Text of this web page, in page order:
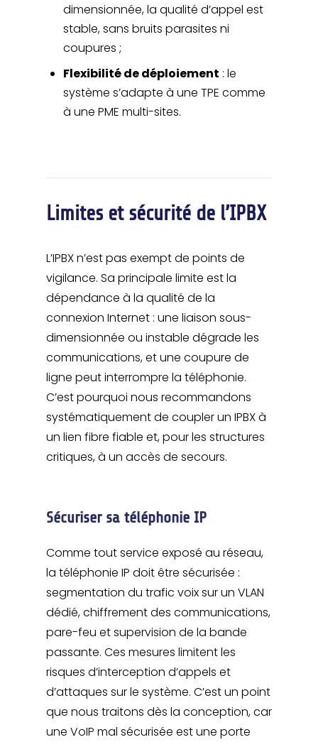
dimensionnée, la qualité d’appel est
stable, sans bruits parasites ni
coupures ;
Flexibilité de déploiement : le
système s’adapte à une TPE comme
à une PME multi-sites.
Limites et sécurité de l’IPBX
L’IPBX n’est pas exempt de points de
vigilance. Sa principale limite est la
dépendance à la qualité de la
connexion Internet : une liaison sous-
dimensionnée ou instable dégrade les
communications, et une coupure de
ligne peut interrompre la téléphonie.
C’est pourquoi nous recommandons
systématiquement de coupler un IPBX à
un lien fibre fiable et, pour les structures
critiques, à un accès de secours.
Sécuriser sa téléphonie IP
Comme tout service exposé au réseau,
la téléphonie IP doit être sécurisée :
segmentation du trafic voix sur un VLAN
dédié, chiffrement des communications,
pare-feu et supervision de la bande
passante. Ces mesures limitent les
risques d’interception d’appels et
d’attaques sur le système. C’est un point
que nous traitons dès la conception, car
une VoIP mal sécurisée est une porte